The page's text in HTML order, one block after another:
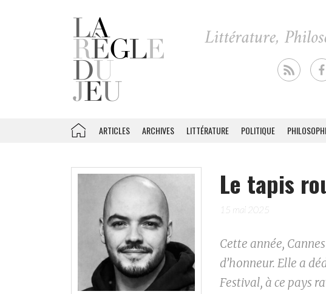
ARTICLES ARCHIVES LITTÉRATURE POLITIQUE
Le tapis
15 mai 2025
Cette année,
d’honneur. Elle a
Festival, à ce pays